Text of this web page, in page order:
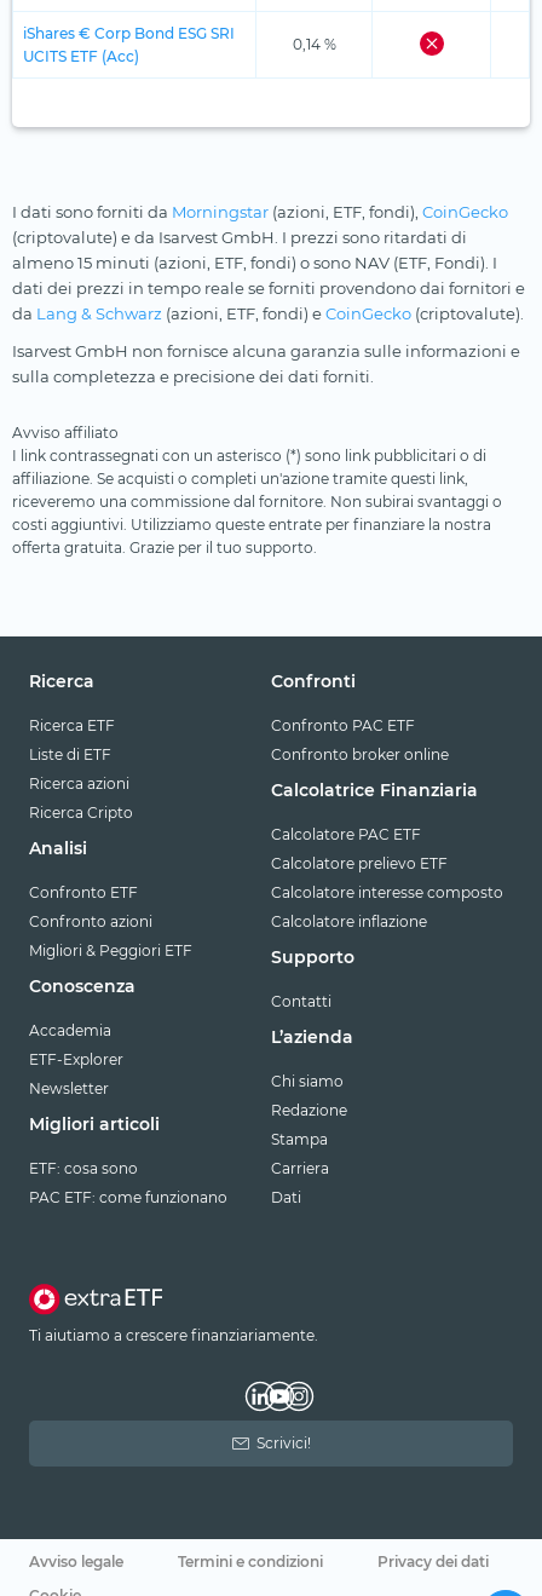
iShares € Corp Bond ESG SRI
UCITS ETF (Acc)
0,14 %
I dati sono forniti da Morningstar (azioni, ETF, fondi), CoinGecko
(criptovalute) e da Isarvest GmbH. I prezzi sono ritardati di
almeno 15 minuti (azioni, ETF, fondi) o sono NAV (ETF, Fondi). I
dati dei prezzi in tempo reale se forniti provendono dai fornitori e
da Lang & Schwarz (azioni, ETF, fondi) eCoinGecko (criptovalute).
Isarvest GmbH non fornisce alcuna garanzia sulle informazioni e
sulla completezza e precisione dei dati forniti.
Avviso affiliato
I link contrassegnati con un asterisco (*) sono link pubblicitari o di
affiliazione. Se acquisti o completi un'azione tramite questi link,
riceveremo una commissione dal fornitore. Non subirai svantaggi o
costi aggiuntivi. Utilizziamo queste entrate per finanziare la nostra
offerta gratuita. Grazie per il tuo supporto.
Ricerca
Ricerca ETF
Liste di ETF
Ricerca azioni
Ricerca Cripto
Analisi
Confronto ETF
Confronto azioni
Migliori & Peggiori ETF
Conoscenza
Accademia
ETF-Explorer
Newsletter
Migliori articoli
ETF: cosa sono
PAC ETF: come funzionano
Confronti
Confronto PAC ETF
Confronto broker online
Calcolatrice Finanziaria
Calcolatore PAC ETF
Calcolatore prelievo ETF
Calcolatore interesse composto
Calcolatore inflazione
Supporto
Contatti
L’azienda
Chi siamo
Redazione
Stampa
Carriera
Dati
Ti aiutiamo a crescere finanziariamente.
Scrivici!
Avviso legale Termini e condizioni
Privacy dei dati